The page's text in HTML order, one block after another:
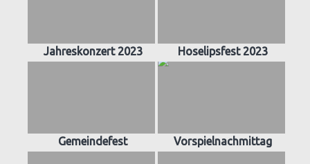
Jahreskonzert 2023 Hoselipsfest 2023
Gemeindefest Vorspielnachmittag